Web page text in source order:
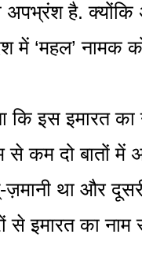
अपभ्रंश है.
में ‘महल’ नामक
कि इस इमारत
से कम दो बातों में
था और
से इमारत का